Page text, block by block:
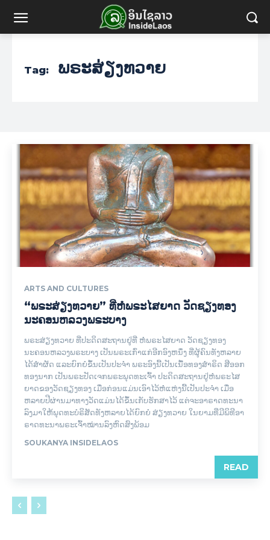
Tag: ພຣະສ່ຽງທວາຍ
ARTS AND CULTURES
“ພຣະສ່ຽງທວາຍ” ທີ່ຫໍພຣະໄສຍາດ ວັດຊຽງທອງ
ນະຄອນຫລວງພຣະບາງ
ພຣະສ່ຽງທວາຍ ທີ່ປະດິດສະຖານຢູ່ທີ່ ຫໍພຣະໄສຍາດ ວັດຊຽງທອງ
ນະຄອນຫລວງພຣະບາງ ເປັນພຣະເກົ່າແກ່ອີກອົງຫນຶ່ງ ທີ່ຜູ້ຄົນທັງຫລາຍ
ໄດ້ສຳຜັດ ແລະຍົກຍໍຂຶ້ນເປັນປະຈຳ ພຣະອົງນີ້ເປັນເນື້ອທອງສຳຣິດ ສີອອກ
ທອງນາກ ເປັນພຣະປັດເຈກພຣະພຸດທະເຈົ້າ ປະດິດສະຖານຢູ່ຫໍພຣະໄສ
ຍາດຂອງວັດຊຽງທອງ ເມື່ອກ່ອນແມ່ນເອົາໄວ້ຫໍແຫ່ງນີ້ເປັນປະຈຳ ເມື່ອ
ຫລາຍປີຜ່ານມາທາງວັດແມ່ນໄດ້ຂຶ້ນເກັບຮັກສາໄວ້ ແຕ່ຈະອາຣາດທະນາ
ລົງມາໃຫ້ພຸດທະບໍຣິສັດທັງຫລາຍໄດ້ຍົກຍໍ ສ່ຽງທວາຍ ໃນຍາມທີ່ມີພິທີອາ
ຣາດທະນາພຣະເຈົ້າໝ່ານລົງຫົດສົງພ້ອມ
SOUKANYA INSIDELAOS
READ